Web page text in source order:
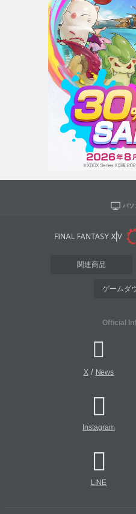
パソ
関連商品
ゲームダ
Official
X/ News
Instagram
LINE